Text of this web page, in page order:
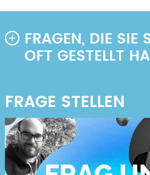
FRAGEN, DIE SIE
OFT GESTELLT